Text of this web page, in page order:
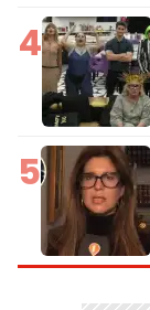
4
5